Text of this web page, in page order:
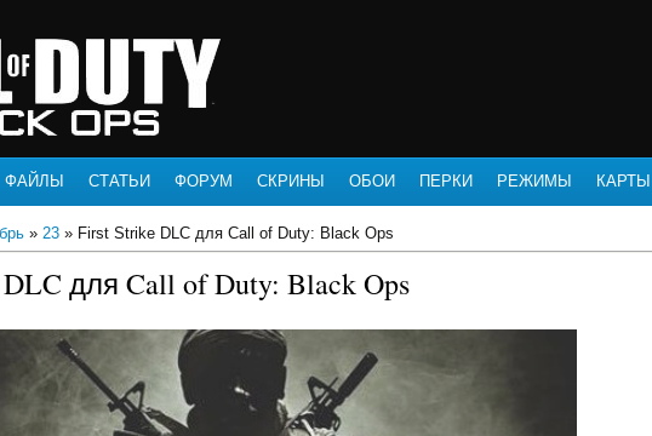
ФАЙЛЫ СТАТЬИ ФОРУМ СКРИНЫ ОБОИ ПЕРКИ РЕЖИМЫ КАРТЫ
» 23 » First Strike DLC для Call of Duty: Black Ops
для Call of Duty: Black Ops